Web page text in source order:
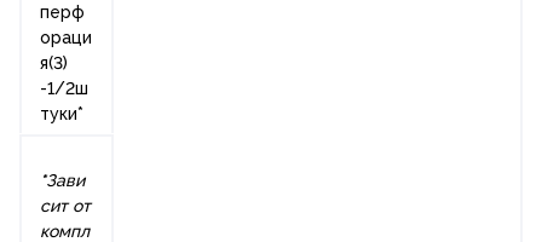
перф
ораци
я(3)
-1/2ш
туки*
*Зави
сит от
компл